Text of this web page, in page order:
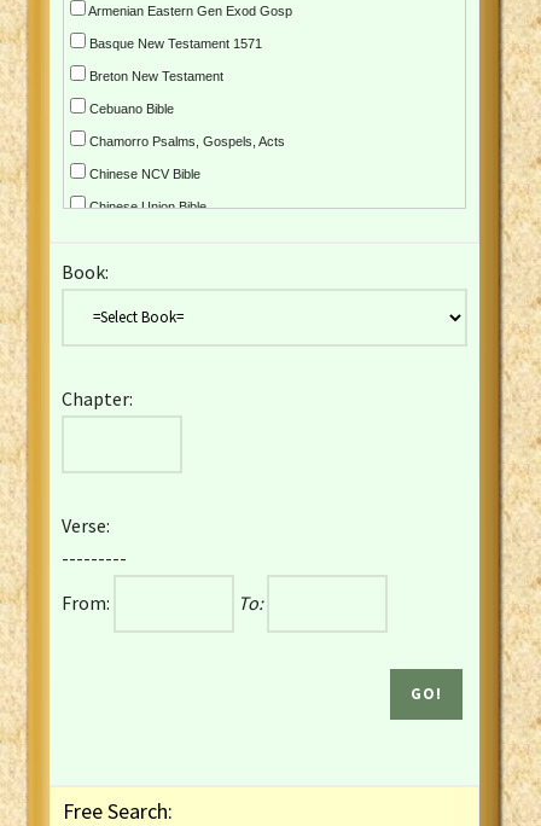
Armenian Eastern Gen Exod Gosp
Basque New Testament 1571
Breton New Testament
Cebuano Bible
Chamorro Psalms, Gospels, Acts
Chinese NCV Bible
Chinese Union Bible
Czech Kralicka Bible
English YLT 1898 Bible
French Darby Bible
French Louis Segond Bible
Gaelic (Manx) Selections
Gaelic (Scottish) Mark
Book:
Chapter:
Verse:
---------
From:
To:
Free Search: